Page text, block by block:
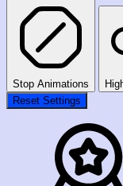
Stop Animations
Reset Settings